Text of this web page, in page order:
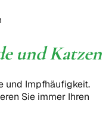
und Katzen
und Impfhäufigkeit.
Sie immer Ihren